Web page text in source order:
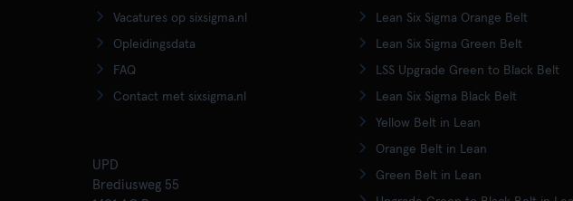
Vacatures op sixsigma.nl
Opleidingsdata
FAQ
Contact met sixsigma.nl
UPD
Brediusweg 55
Lean Six Sigma Orange Belt
Lean Six Sigma Green Belt
LSS Upgrade Green to Black Belt
Lean Six Sigma Black Belt
Yellow Belt in Lean
Orange Belt in Lean
Green Belt in Lean